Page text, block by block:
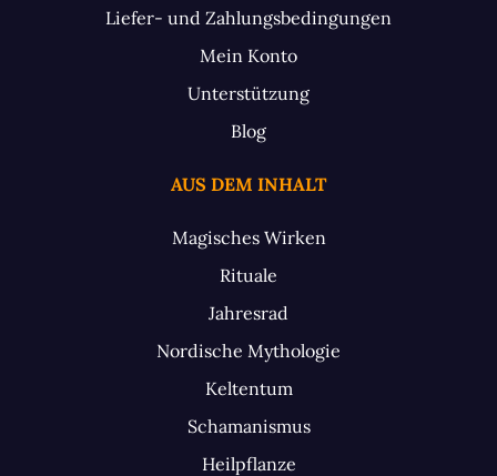
Liefer- und Zahlungsbedingungen
Mein Konto
Unterstützung
Blog
AUS DEM INHALT
Magisches Wirken
Rituale
Jahresrad
Nordische Mythologie
Keltentum
Schamanismus
Heilpflanze